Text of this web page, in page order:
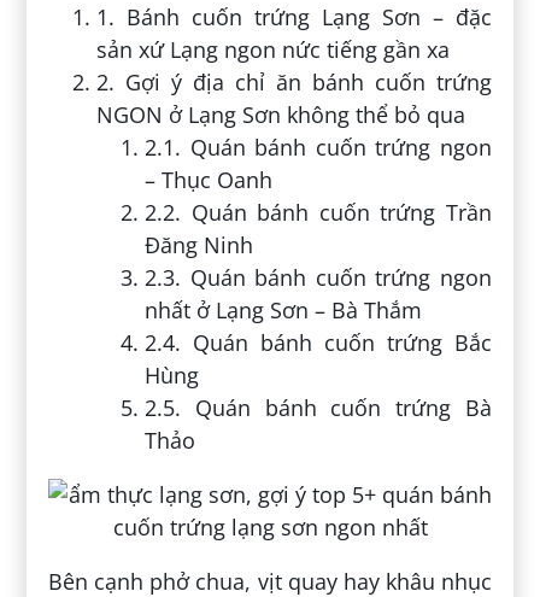
1. Bánh cuốn trứng Lạng Sơn – đặc
sản xứ Lạng ngon nức tiếng gần xa
2. Gợi ý địa chỉ ăn bánh cuốn trứng
NGON ở Lạng Sơn không thể bỏ qua
2.1. Quán bánh cuốn trứng ngon
– Thục Oanh
2.2. Quán bánh cuốn trứng Trần
Đăng Ninh
2.3. Quán bánh cuốn trứng ngon
nhất ở Lạng Sơn – Bà Thắm
2.4. Quán bánh cuốn trứng Bắc
Hùng
2.5. Quán bánh cuốn trứng Bà
Thảo
Bên cạnh phở chua, vịt quay hay khâu nhục